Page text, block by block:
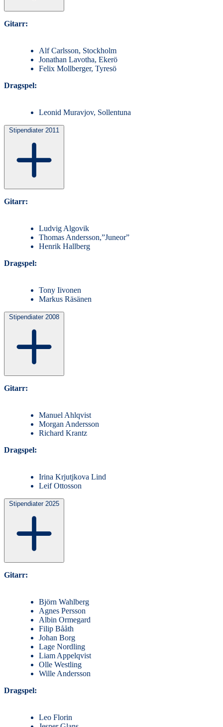
Gitarr:
Alf Carlsson, Stockholm
Jonathan Lavotha, Ekerö
Felix Mollberger, Tyresö
Dragspel:
Leonid Muravjov, Sollentuna
Stipendiater 2011
Gitarr:
Ludvig Algovik
Thomas Andersson,”Juneor”
Henrik Hallberg
Dragspel:
Tony Iivonen
Markus Räsänen
Stipendiater 2008
Gitarr:
Manuel Ahlqvist
Morgan Andersson
Richard Krantz
Dragspel:
Irina Krjutjkova Lind
Leif Ottosson
Stipendiater 2025
Gitarr:
Björn Wahlberg
Agnes Persson
Albin Ormegard
Filip Bååth
Johan Borg
Lage Nordling
Liam Appelqvist
Olle Westling
Wille Andersson
Dragspel:
Leo Florin